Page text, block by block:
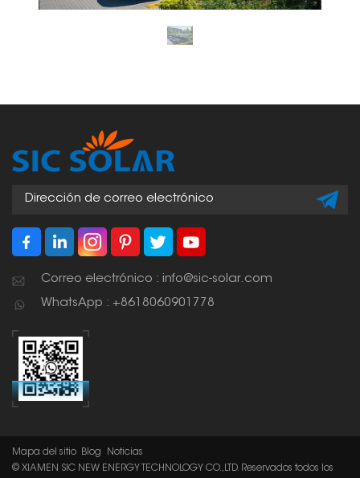
Correo electrónico : info@sic-solar.com
WhatsApp : +8618060901778
Mapa del sitio Blog
Noticias
© XIAMEN SIC NEW ENERGY TECHNOLOGY CO.,LTD. Reservados todos los